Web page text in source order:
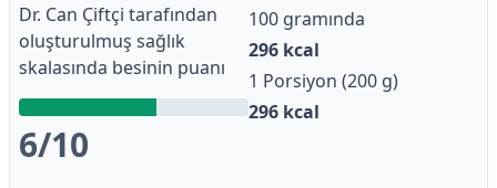
Dr. Can Çiftçi tarafından
oluşturulmuş sağlık
skalasında besinin puanı
6/10
100 gramında
296 kcal
1 Porsiyon (200 g)
296 kcal